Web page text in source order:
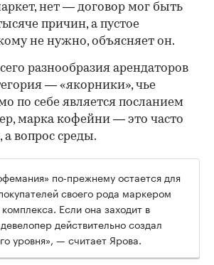
нет — договор мог быть
причин, а пустое
не нужно, объясняет он.
разнообразия арендаторов
— «якорники», чье
по себе является посланием
марка кофейни — это часто
а вопрос среды.
по-прежнему остается для
своего рода маркером
Если она заходит в
действительно создал
уровня», — считает Ярова.